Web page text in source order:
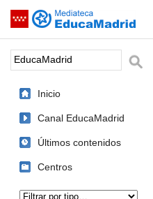
Saltar navegación
Palabra o frase:
Inicio
Canal EducaMadrid
Últimos contenidos
Centros